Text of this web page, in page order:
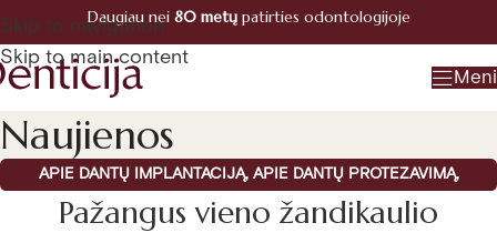
Skip to navigation
Skip to main content
+370 660 07770 Registracija
Daugiau nei 80 metųpatirties odontologijoje
Naujienos
APIE DANTŲ IMPLANTACIJĄ, APIE DANTŲ PROTEZAVIMĄ,
SPECIALŪS PASIŪLYMAI,PASIŪLYMAI
Pažangus vieno žandikaulio